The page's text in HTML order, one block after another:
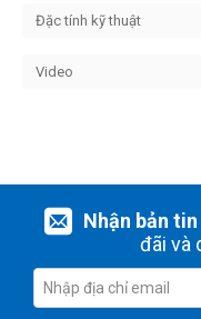
Đặc tính kỹ thuật
Video
Nhận bản
đãi và